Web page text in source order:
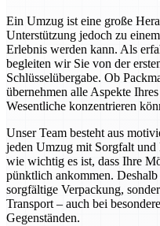
Ein Umzug ist eine große
Unterstützung jedoch zu
Erlebnis werden kann. Als
begleiten wir Sie von der
Schlüsselübergabe. Ob
übernehmen alle Aspekte
Wesentliche konzentrieren
Unser Team besteht aus
jeden Umzug mit Sorgfalt
wie wichtig es ist, dass Ihre
pünktlich ankommen.
sorgfältige Verpackung,
Transport – auch bei
Gegenständen.